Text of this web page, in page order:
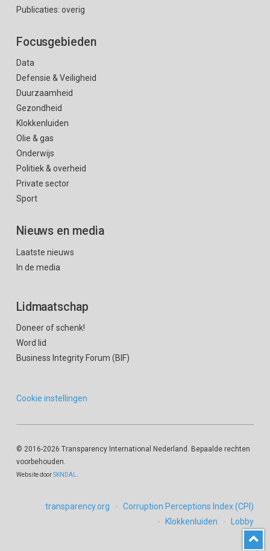
Publicaties: overig
Focusgebieden
Data
Defensie & Veiligheid
Duurzaamheid
Gezondheid
Klokkenluiden
Olie & gas
Onderwijs
Politiek & overheid
Private sector
Sport
Nieuws en media
Laatste nieuws
In de media
Lidmaatschap
Doneer of schenk!
Word lid
Business Integrity Forum (BIF)
Cookie instellingen
© 2016-2026 Transparency International Nederland. Bepaalde rechten
voorbehouden.
Website doorSKNDAL.
transparency.org
Corruption Perceptions Index (CPI)
Klokkenluiden
Lobby